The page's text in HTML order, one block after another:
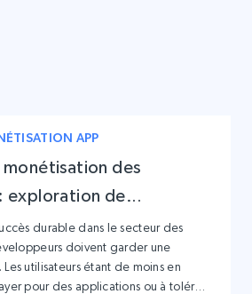
APP
monétisation des
exploration de
uniques
à long terme
durable dans le secteur des
doivent garder une
utilisateurs étant de moins en
pour des applications ou à tolérer